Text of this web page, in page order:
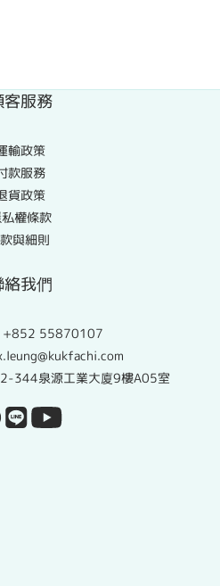
客服務
輸政策
款服務
貨政策
權條款
與細則
絡我們
+852 55870107
344泉源工業大廈9樓A05室